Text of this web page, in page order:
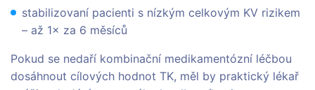
stabilizovaní pacienti s nízkým celkovým KV rizikem
– až 1× za 6 měsíců
Pokud se nedaří kombinační medikamentózní léčbou
dosáhnout cílových hodnot TK, měl by praktický lékař